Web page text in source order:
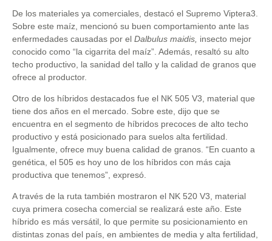
De los materiales ya comerciales, destacó el Supremo Viptera3.
Sobre este maíz, mencionó su buen comportamiento ante las
enfermedades causadas por el Dalbulus maidis, insecto mejor
conocido como “la cigarrita del maíz”. Además, resaltó su alto
techo productivo, la sanidad del tallo y la calidad de granos que
ofrece al productor.
Otro de los híbridos destacados fue el NK 505 V3, material que
tiene dos años en el mercado. Sobre este, dijo que se
encuentra en el segmento de híbridos precoces de alto techo
productivo y está posicionado para suelos alta fertilidad.
Igualmente, ofrece muy buena calidad de granos. “En cuanto a
genética, el 505 es hoy uno de los híbridos con más caja
productiva que tenemos”, expresó.
A través de la ruta también mostraron el NK 520 V3, material
cuya primera cosecha comercial se realizará este año. Este
híbrido es más versátil, lo que permite su posicionamiento en
distintas zonas del país, en ambientes de media y alta fertilidad,